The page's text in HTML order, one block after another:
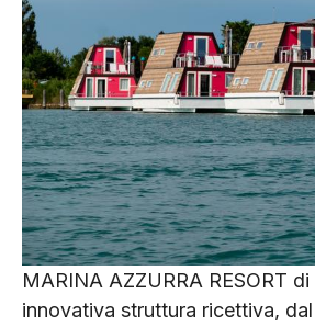
MARINA AZZURRA RESORT
innovativa struttura ricettiva,